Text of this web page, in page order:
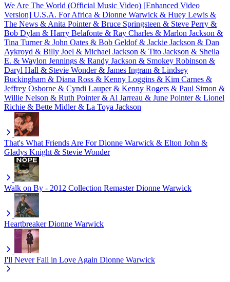
We Are The World (Official Music Video) [Enhanced Video
Version] U.S.A. For Africa & Dionne Warwick & Huey Lewis &
The News & Anita Pointer & Bruce Springsteen & Steve Perry &
Bob Dylan & Harry Belafonte & Ray Charles & Marlon Jackson &
Tina Turner & John Oates & Bob Geldof & Jackie Jackson & Dan
Aykroyd & Billy Joel & Michael Jackson & Tito Jackson & Sheila
E. & Waylon Jennings & Randy Jackson & Smokey Robinson &
Daryl Hall & Stevie Wonder & James Ingram & Lindsey
Buckingham & Diana Ross & Kenny Loggins & Kim Carnes &
Jeffrey Osborne & Cyndi Lauper & Kenny Rogers & Paul Simon &
Willie Nelson & Ruth Pointer & Al Jarreau & June Pointer & Lionel
Richie & Bette Midler & La Toya Jackson
That's What Friends Are For Dionne Warwick & Elton John &
Gladys Knight & Stevie Wonder
Walk on By - 2012 Collection Remaster Dionne Warwick
Heartbreaker Dionne Warwick
I'll Never Fall in Love Again Dionne Warwick